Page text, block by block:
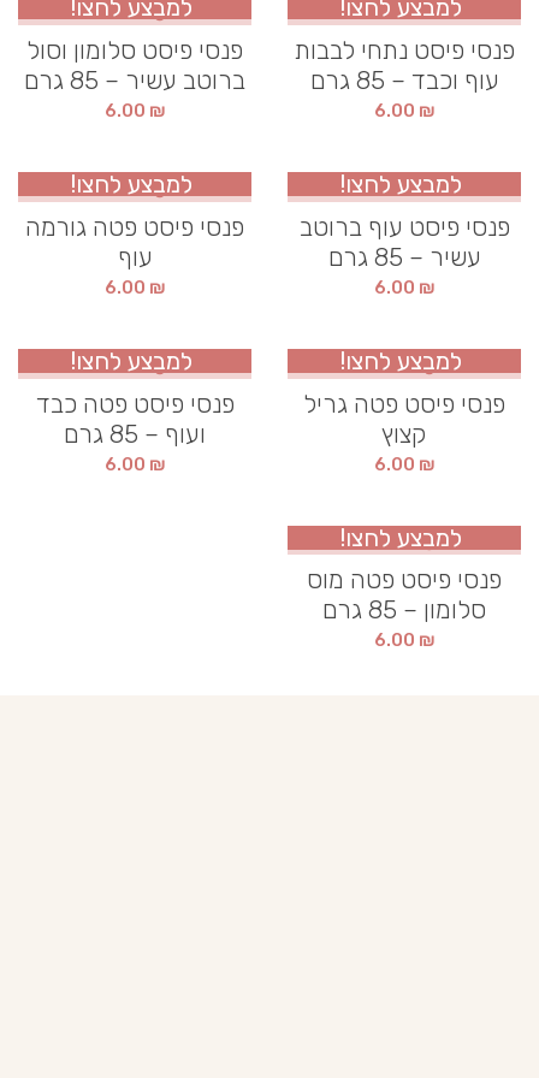
למבצע לחצו!
פנסי פיסט נתחי לבבות
עוף וכבד – 85 גרם
6.00 ₪
למבצע לחצו!
פנסי פיסט סלומון וסול
ברוטב עשיר – 85 גרם
6.00 ₪
למבצע לחצו!
פנסי פיסט עוף ברוטב
עשיר – 85 גרם
6.00 ₪
למבצע לחצו!
פנסי פיסט פטה גורמה
עוף
6.00 ₪
למבצע לחצו!
פנסי פיסט פטה גריל
קצוץ
6.00 ₪
למבצע לחצו!
פנסי פיסט פטה כבד
ועוף – 85 גרם
6.00 ₪
למבצע לחצו!
פנסי פיסט פטה מוס
סלומון – 85 גרם
6.00 ₪